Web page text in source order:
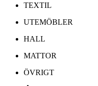
TEXTIL
UTEMÖBLER
HALL
MATTOR
ÖVRIGT